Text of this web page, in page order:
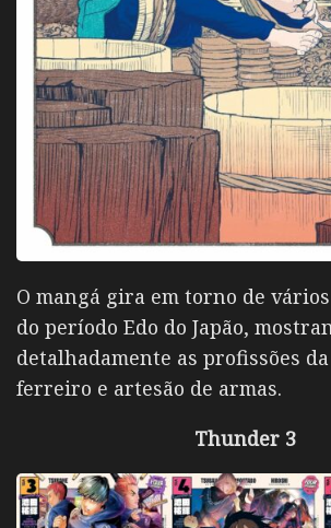
O mangá gira em torno de
do período Edo do Japão,
detalhadamente as profissões da
ferreiro e artesão de armas.
Thunder 3